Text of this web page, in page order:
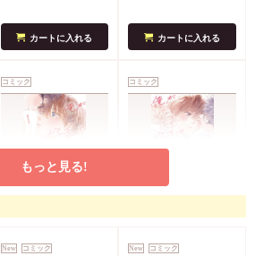
カートに入れる カートに入れる
コミック
【「ハニーミルク10周
コミコミ特典ペーパー
コミック
【「ハニーミルク10周
コミコミ特典ペーパー
もっと見る!
New コミック New コミック